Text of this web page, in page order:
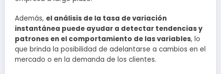
Además, el análisis de la tasa de variación
instantánea puede ayudar a detectar tendencias y
patrones en el comportamiento de las variables, lo
que brinda la posibilidad de adelantarse a cambios en el
mercado o en la demanda de los clientes.